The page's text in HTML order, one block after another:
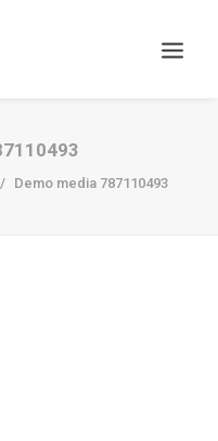
Demo media 787110493